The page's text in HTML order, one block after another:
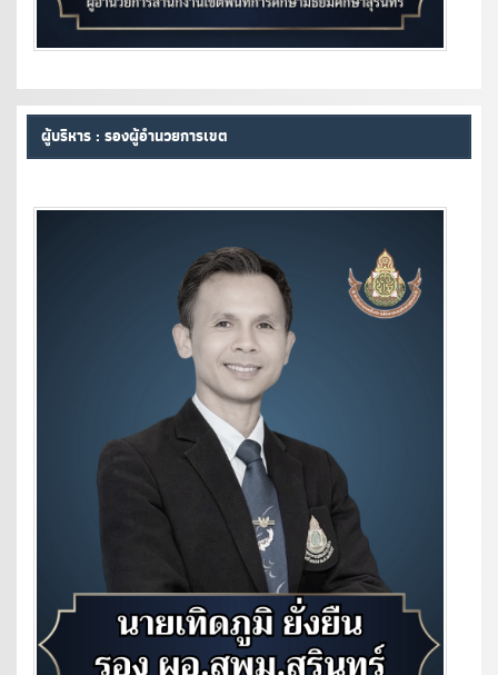
ผู้บริหาร : รองผู้อำนวยการเขต